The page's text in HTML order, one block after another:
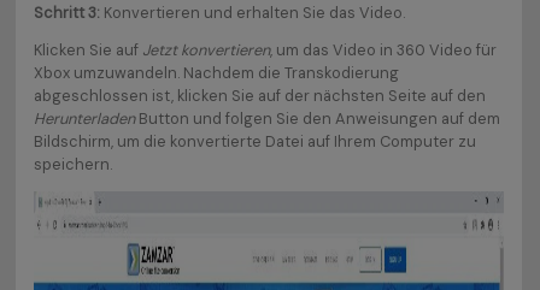
Schritt 3: Konvertieren und erhalten Sie das Video.
Klicken Sie auf Jetzt konvertieren, um das Video in 360 Video für
Xbox umzuwandeln. Nachdem die Transkodierung
abgeschlossen ist, klicken Sie auf der nächsten Seite auf den
HerunterladenButton und folgen Sie den Anweisungen auf dem
Bildschirm, um die konvertierte Datei auf Ihrem Computer zu
speichern.